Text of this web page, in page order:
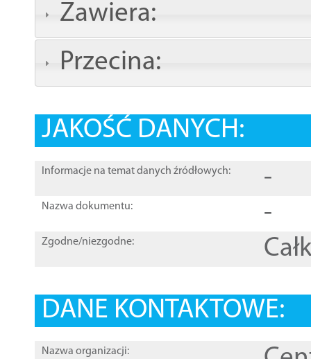
Zawiera:
Przecina:
JAKOŚĆ DANYCH:
Informacje na temat danych źródłowych: -
Nazwa dokumentu: -
Zgodne/niezgodne:
DANE KONTAKTOWE:
Nazwa organizacji: